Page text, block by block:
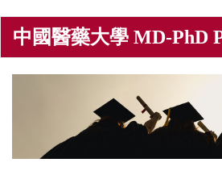
main
content
中國醫藥大學 MD-PhD